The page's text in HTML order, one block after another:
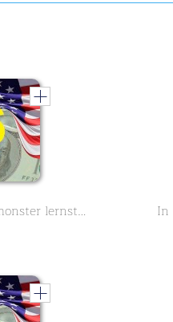
In diesem Vokabelmonster lernst du 3900 englische Vokabeln rund um das Thema Business und Geschäftsleben - Buchstabe A,B - Teil 6